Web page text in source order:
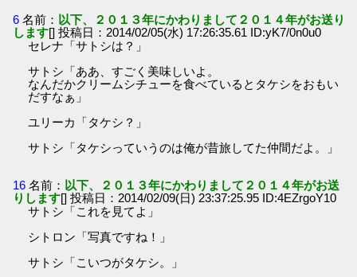
6 名前： 以下、２０１３年にかわりまして２０１４年がお送り
します[] 投稿日：2014/02/05(水) 17:26:35.61 ID:yK7/0n0u0
セレナ「サトシは？」
サトシ「ああ、すごく美味しいよ。
なんだかクリームシチューを食べているとタケシをおもい
だすなぁ」
ユリーカ「タケシ？」
サトシ「タケシっていうのは俺が昔旅してた仲間だよ。」
16 名前： 以下、２０１３年にかわりまして２０１４年がお送
りします[] 投稿日：2014/02/09(日) 23:37:25.95 ID:4EZrgoY10
サトシ「これを見てよ」
シトロン「写真ですね！」
サトシ「こいつがタケシ。」